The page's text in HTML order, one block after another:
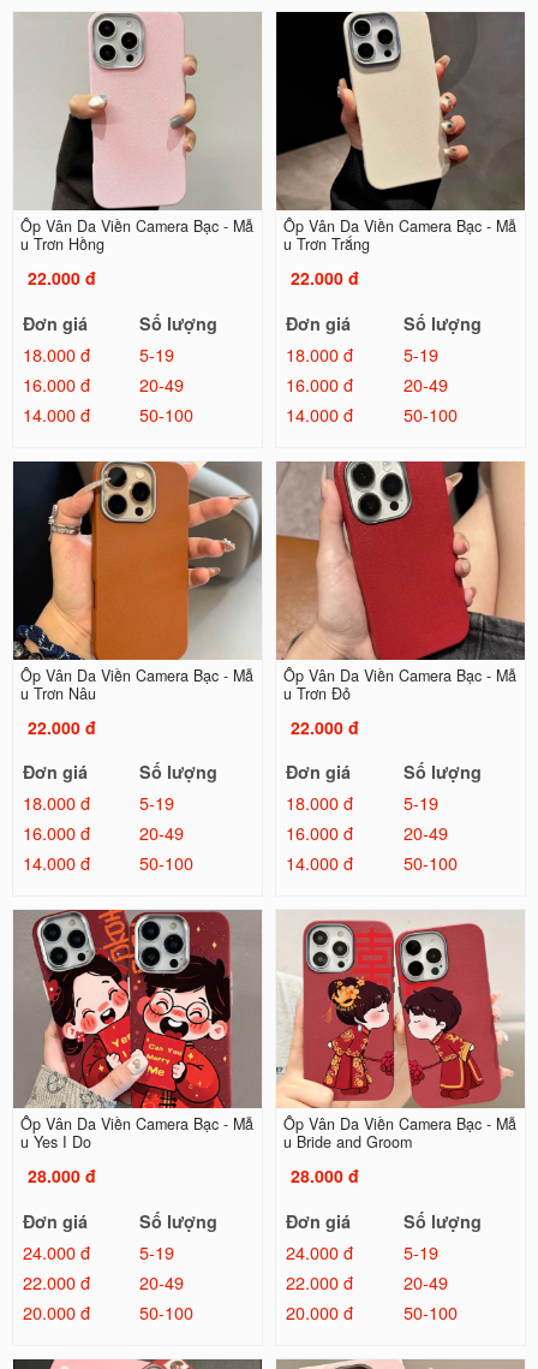
Ốp Vân Da Viền Camera Bạc - Mẫ
u Trơn Hồng
22.000 đ
Đơn giá
Số lượng
18.000 đ
5-19
16.000 đ
20-49
14.000 đ
50-100
Ốp Vân Da Viền Camera Bạc - Mẫ
u Trơn Trắng
22.000 đ
Đơn giá
Số lượng
18.000 đ
5-19
16.000 đ
20-49
14.000 đ
50-100
Ốp Vân Da Viền Camera Bạc - Mẫ
u Trơn Nâu
22.000 đ
Đơn giá
Số lượng
18.000 đ
5-19
16.000 đ
20-49
14.000 đ
50-100
Ốp Vân Da Viền Camera Bạc - Mẫ
u Trơn Đỏ
22.000 đ
Đơn giá
Số lượng
18.000 đ
5-19
16.000 đ
20-49
14.000 đ
50-100
Ốp Vân Da Viền Camera Bạc - Mẫ
u Yes I Do
28.000 đ
Đơn giá
Số lượng
24.000 đ
5-19
22.000 đ
20-49
20.000 đ
50-100
Ốp Vân Da Viền Camera Bạc - Mẫ
u Bride and Groom
28.000 đ
Đơn giá
Số lượng
24.000 đ
5-19
22.000 đ
20-49
20.000 đ
50-100